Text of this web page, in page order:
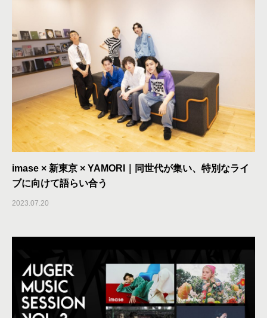
imase × 新東京 × YAMORI｜同世代が集い、特別なライ
ブに向けて語らい合う
2023.07.20